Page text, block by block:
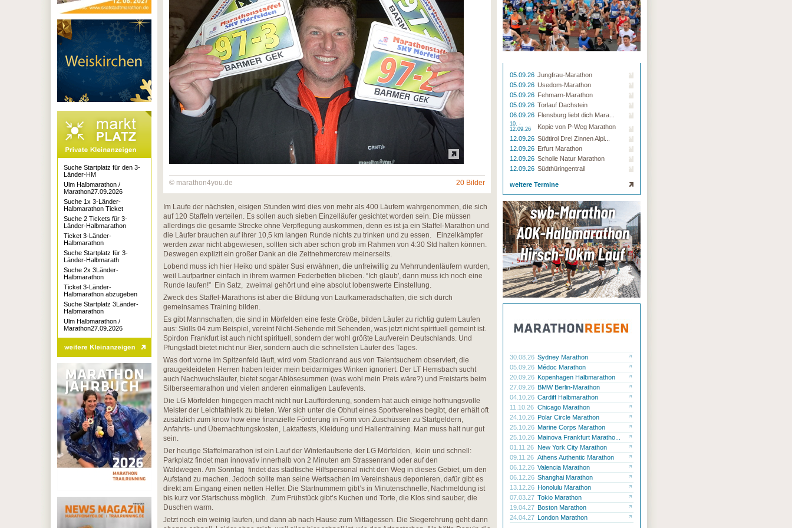
© marathon4you.de 20 Bilder
Im Laufe der nächsten, eisigen Stunden wird dies von mehr als 400 Läufern wahrgenommen, die sich
auf 120 Staffeln verteilen. Es sollen auch sieben Einzelläufer gesichtet worden sein. Die müssen
allerdings die gesamte Strecke ohne Verpflegung auskommen, denn es ist ja ein Staffel-Marathon und
die Läufer brauchen auf ihrer 10,5 km langen Runde nichts zu trinken und zu essen. Einzelkämpfer
werden zwar nicht abgewiesen, sollten sich aber schon grob im Rahmen von 4:30 Std halten können.
Deswegen explizit ein großer Dank an die Zeitnehmercrew meinerseits.
Lobend muss ich hier Heiko und später Susi erwähnen, die unfreiwillig zu Mehrrundenläufern wurden,
weil Laufpartner einfach in ihrem warmen Federbetten blieben. “Ich glaub', dann muss ich noch eine
Runde laufen!” Ein Satz, zweimal gehört und eine absolut lobenswerte Einstellung.
Zweck des Staffel-Marathons ist aber die Bildung von Laufkameradschaften, die sich durch
gemeinsames Training bilden.
Es gibt Mannschaften, die sind in Mörfelden eine feste Größe, bilden Läufer zu richtig gutem Laufen
aus: Skills 04 zum Beispiel, vereint Nicht-Sehende mit Sehenden, was jetzt nicht spirituell gemeint ist.
Spirdon Frankfurt ist auch nicht spirituell, sondern der wohl größte Laufverein Deutschlands. Und
Pfungstadt bietet nicht nur Bier, sondern auch die schnellsten Läufer des Tages.
Was dort vorne im Spitzenfeld läuft, wird vom Stadionrand aus von Talentsuchern observiert, die
graugekleideten Herren haben leider mein beidarmiges Winken ignoriert. Der LT Hemsbach sucht
auch Nachwuchsläufer, bietet sogar Ablösesummen (was wohl mein Preis wäre?) und Freistarts beim
Silberseemarathon und vielen anderen einmaligen Laufevents.
Die LG Mörfelden hingegen macht nicht nur Laufförderung, sondern hat auch einige hoffnungsvolle
Meister der Leichtathletik zu bieten. Wer sich unter die Obhut eines Sportvereines begibt, der erhält oft
zusätzlich zum know how eine finanzielle Förderung in Form von Zuschüssen zu Startgeldern,
Anfahrts- und Übernachtungskosten, Laktattests, Kleidung und Hallentraining. Man muss halt nur gut
sein.
Der heutige Staffelmarathon ist ein Lauf der Winterlaufserie der LG Mörfelden, klein und schnell:
Parkplatz findet man innovativ innerhalb von 2 Minuten am Strassenrand oder auf den
Waldwegen. Am Sonntag findet das städtische Hilfspersonal nicht den Weg in dieses Gebiet, um den
Aufstand zu machen. Jedoch sollte man seine Wertsachen im Vereinshaus deponieren, dafür gibt es
direkt am Eingang einen netten Helfer. Die Startnummern gibt’s in Minutenschnelle, Nachmeldung ist
bis kurz vor Startschuss möglich. Zum Frühstück gibt’s Kuchen und Torte, die Klos sind sauber, die
Duschen warm.
Jetzt noch ein weinig laufen, und dann ab nach Hause zum Mittagessen. Die Siegerehrung geht dann
05.09.26 Jungfrau-Marathon
05.09.26 Usedom-Marathon
05.09.26 Fehmarn-Marathon
05.09.26 Torlauf Dachstein
06.09.26 Flensburg liebt dich Mara...
10. -
12.09.26
Kopie von P-Weg Marathon
12.09.26 Südtirol Drei Zinnen Alpi...
12.09.26 Erfurt Marathon
12.09.26 Scholle Natur Marathon
12.09.26 Südthüringentrail
weitere Termine
30.08.26 Sydney Marathon
05.09.26 Médoc Marathon
20.09.26 Kopenhagen Halbmarathon
27.09.26 BMW Berlin-Marathon
04.10.26 Cardiff Halbmarathon
11.10.26 Chicago Marathon
24.10.26 Polar Circle Marathon
25.10.26 Marine Corps Marathon
25.10.26 Mainova Frankfurt Maratho...
01.11.26 New York City Marathon
09.11.26 Athens Authentic Marathon
06.12.26 Valencia Marathon
06.12.26 Shanghai Marathon
13.12.26 Honolulu Marathon
07.03.27 Tokio Marathon
19.04.27 Boston Marathon
24.04.27 London Marathon
Suche Startplatz für den 3-
Länder-HM
Ulm Halbmarathon /
Marathon27.09.2026
Suche 1x 3-Länder-
Halbmarathon Ticket
Suche 2 Tickets für 3-
Länder-Halbmarathon
Ticket 3-Länder-
Halbmarathon
Suche Startplatz für 3-
Länder-Halbmarath
Suche 2x 3Länder-
Halbmarathon
Ticket 3-Länder-
Halbmarathon abzugeben
Suche Startplatz 3Länder-
Halbmarathon
Ulm Halbmarathon /
Marathon27.09.2026